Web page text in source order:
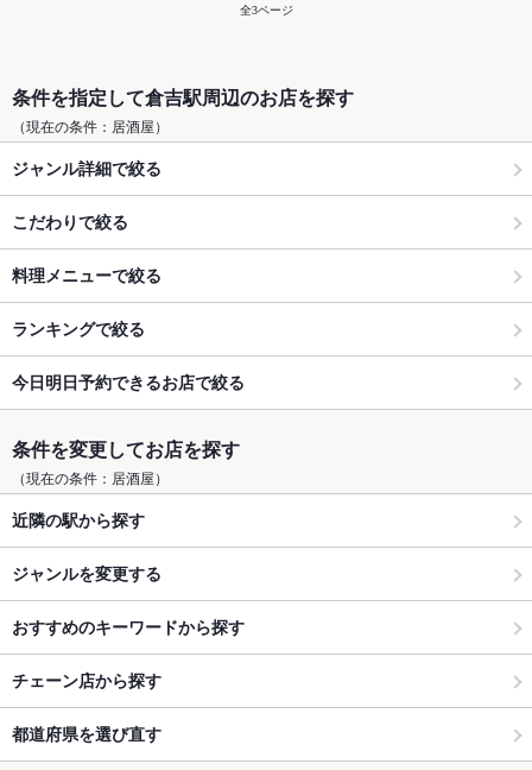
全3ページ
条件を指定して倉吉駅周辺のお店を探す
（現在の条件：居酒屋）
ジャンル詳細で絞る
こだわりで絞る
料理メニューで絞る
ランキングで絞る
今日明日予約できるお店で絞る
条件を変更してお店を探す
（現在の条件：居酒屋）
近隣の駅から探す
ジャンルを変更する
おすすめのキーワードから探す
チェーン店から探す
都道府県を選び直す